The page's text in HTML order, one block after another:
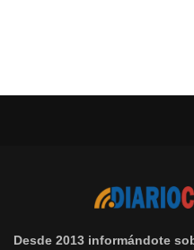
Desde 2013 informándote